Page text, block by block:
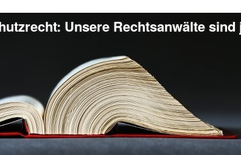
Unsere Rechtsanwälte